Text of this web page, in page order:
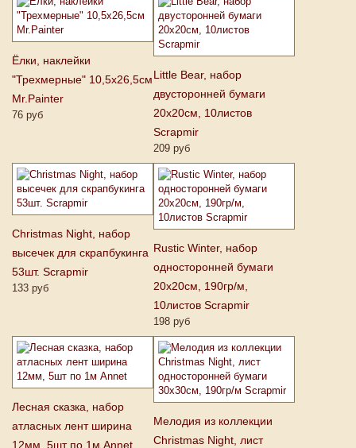
Ёлки, наклейки
"Трехмерные" 10,5х26,5см
Mr.Painter
76 руб
Little Bear, набор
двусторонней бумаги
20х20см, 10листов
Scrapmir
209 руб
Christmas Night, набор
высечек для скрапбукинга
53шт. Scrapmir
133 руб
Rustic Winter, набор
односторонней бумаги
20х20см, 190гр/м,
10листов Scrapmir
198 руб
Лесная сказка, набор
атласных лент ширина
12мм, 5шт по 1м Annet
Мелодия из коллекции
Christmas Night, лист